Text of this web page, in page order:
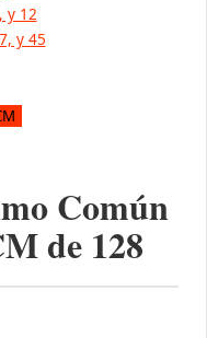
y 12
y 45
Común
de 128